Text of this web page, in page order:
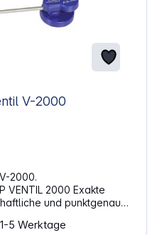
V-2000
2000.
2000 Exakte
und punktgenaue
5 Werktage